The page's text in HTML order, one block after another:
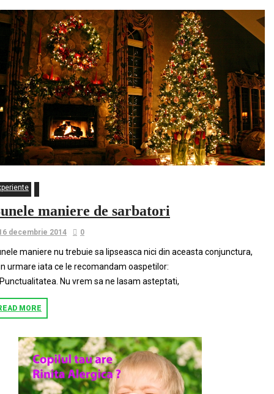
maniere de sarbatori
decembrie 2014 0
maniere nu trebuie sa lipseasca nici din aceasta conjunctura,
urmare iata ce le recomandam oaspetilor:
Nu vrem sa ne lasam asteptati,
MORE